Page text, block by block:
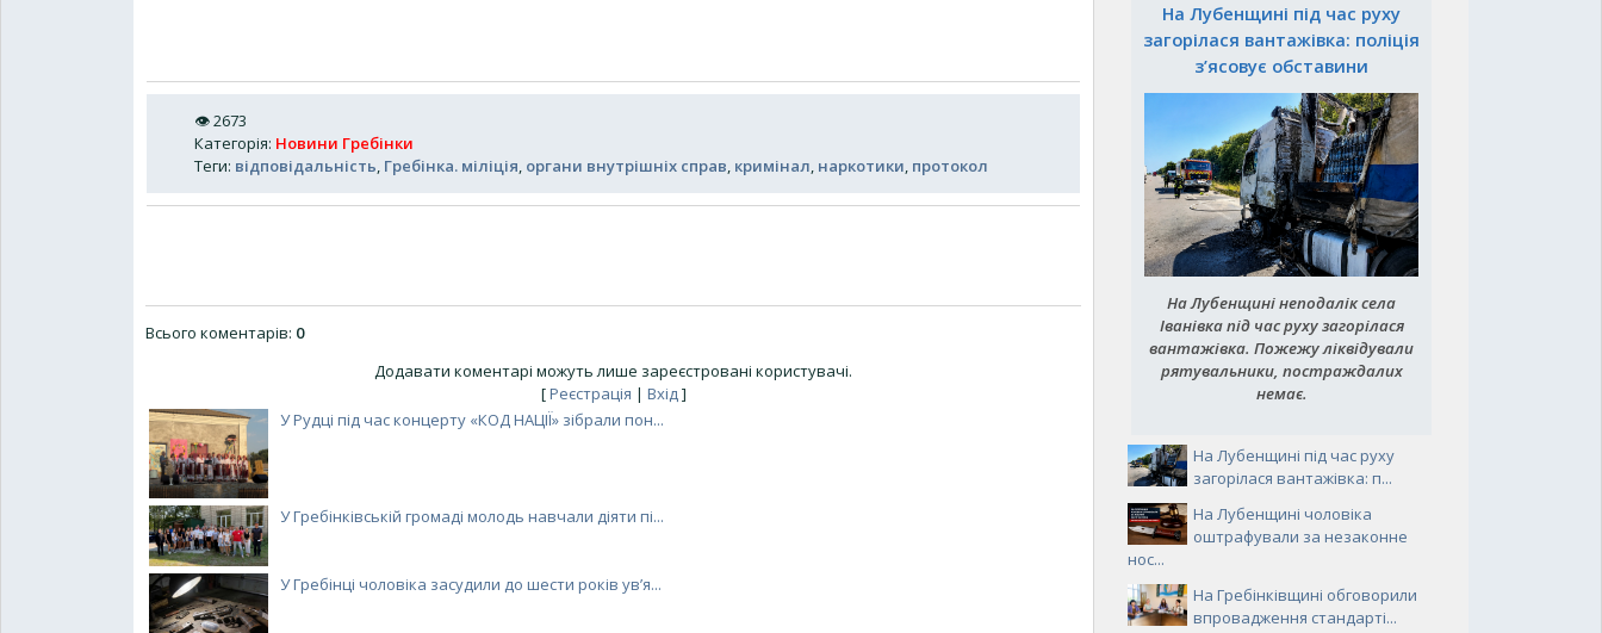
👁2673
Категорія: Новини Гребінки
Теги: відповідальність, Гребінка. міліція, органи внутрішніх справ, кримінал, наркотики, протокол
Всього коментарів: 0
Додавати коментарі можуть лише зареєстровані користувачі.
[Реєстрація | Вхід]
У Рудці під час концерту «КОД НАЦІЇ» зібрали пон...
У Гребінківській громаді молодь навчали діяти пі...
У Гребінці чоловіка засудили до шести років ув’я...
На Лубенщині під час руху
загорілася вантажівка: поліція
з’ясовує обставини
На Лубенщині неподалік села
Іванівка під час руху загорілася
вантажівка. Пожежу ліквідували
рятувальники, постраждалих
немає.
На Лубенщині під час руху
загорілася вантажівка: п...
На Лубенщині чоловіка
оштрафували за незаконне
нос...
На Гребінківщині обговорили
впровадження стандарті...